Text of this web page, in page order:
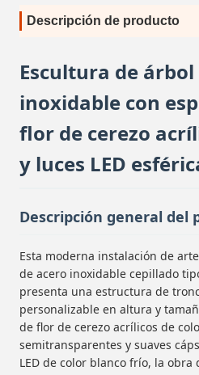
Descripción de producto
Escultura de árbol
inoxidable con
flor de cerezo
y luces LED
Descripción general del
Esta moderna instalación de
de acero inoxidable cepillado
presenta una estructura de
personalizable en altura y
de flor de cerezo acrílicos de
semitransparentes y suaves
LED de color blanco frío, la